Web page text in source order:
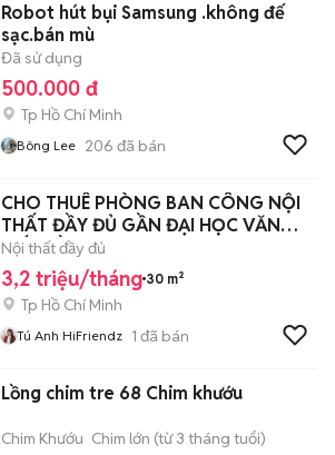
Robot hút bụi Samsung .không đế
sạc.bán mù
Đã sử dụng
500.000 đ
Tp Hồ Chí Minh
Bông Lee 206 đã bán
CHO THUÊ PHÒNG BAN CÔNG NỘI
THẤT ĐẦY ĐỦ GẦN ĐẠI HỌC VĂN
HIẾN ĐẦM SEN
Nội thất đầy đủ
3,2 triệu/tháng 30 m²
Tp Hồ Chí Minh
Tú Anh HiFriendz 1 đã bán
Lồng chim tre 68 Chim khướu
Chim Khướu Chim lớn (từ 3 tháng tuổi)